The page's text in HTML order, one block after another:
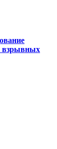
взрывных